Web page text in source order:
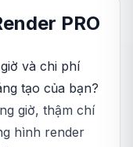
PRO
và chi phí
tạo của bạn?
giờ, thậm chí
hình render